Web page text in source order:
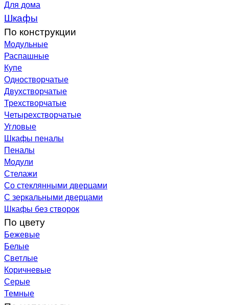
Для дома
Шкафы
По конструкции
Модульные
Распашные
Купе
Одностворчатые
Двухстворчатые
Трехстворчатые
Четырехстворчатые
Угловые
Шкафы пеналы
Пеналы
Модули
Стелажи
Со стеклянными дверцами
С зеркальными дверцами
Шкафы без створок
По цвету
Бежевые
Белые
Светлые
Коричневые
Серые
Темные